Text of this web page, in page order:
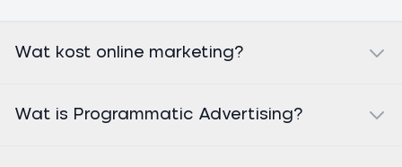
Wat kost online marketing?
Wat is Programmatic Advertising?